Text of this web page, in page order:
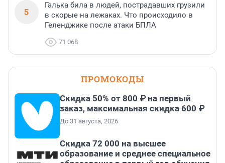
5
Галька била в людей, пострадавших грузили
в скорые на лежаках. Что происходило в
Геленджике после атаки БПЛА
71 068
ПРОМОКОДЫ
Скидка 50% от 800 ₽ на первый
заказ, максимальная скидка 600 ₽
До 31 августа, 2026
Скидка 72 000 на высшее
образование и среднее специальное